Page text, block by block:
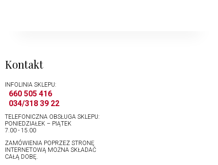
Kontakt
INFOLINIA SKLEPU:
660 505 416
034/318 39 22
TELEFONICZNA OBSŁUGA SKLEPU:
PONIEDZIAŁEK – PIĄTEK
7.00 - 15.00
ZAMÓWIENIA POPRZEZ STRONĘ
INTERNETOWĄ MOŻNA SKŁADAĆ
CAŁĄ DOBĘ.